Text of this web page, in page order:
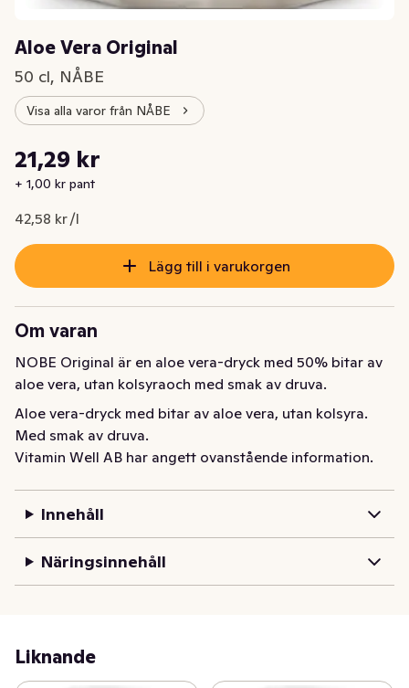
Aloe Vera Original
50 cl, NÅBE
Visa alla varor från NÅBE
Nuvarande pris är: 21,29 kr
21,29 kr
+ 1,00 kr pant
42,58 kr /l
Styckpris: 42,58 kr /l
Lägg till i varukorgen
Om varan
NOBE Original är en aloe vera-dryck med 50% bitar av
aloe vera, utan kolsyraoch med smak av druva.
Aloe vera-dryck med bitar av aloe vera, utan kolsyra.
Med smak av druva.
Vitamin Well AB har angett ovanstående information.
Innehåll
Näringsinnehåll
Liknande